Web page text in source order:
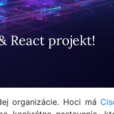
organizácie. Hoci má